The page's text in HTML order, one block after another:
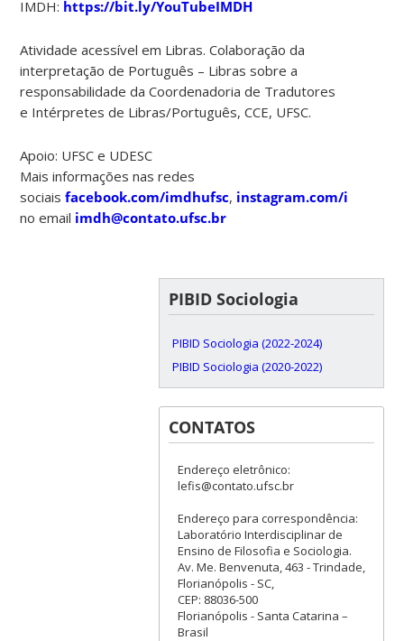
IMDH: https://bit.ly/YouTubeIMDH
Atividade acessível em Libras. Colaboração da
interpretação de Português – Libras sobre a
responsabilidade da Coordenadoria de Tradutores
e Intérpretes de Libras/Português, CCE, UFSC.
Apoio: UFSC e UDESC
Mais informações nas redes
sociaisfacebook.com/imdhufsc, instagram.com/
no email imdh@contato.ufsc.br
PIBID Sociologia
PIBID Sociologia (2022-2024)
PIBID Sociologia (2020-2022)
CONTATOS
Endereço eletrônico:
lefis@contato.ufsc.br
Endereço para correspondência:
Laboratório Interdisciplinar de
Ensino de Filosofia e Sociologia.
Av. Me. Benvenuta, 463 - Trindade,
Florianópolis - SC,
CEP: 88036-500
Florianópolis - Santa Catarina –
Brasil